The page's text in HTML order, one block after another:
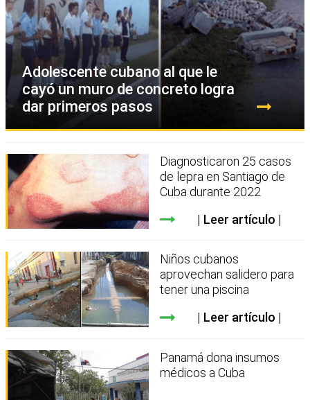
Adolescente cubano al que le
cayó un muro de concreto logra
dar primeros pasos
Diagnosticaron 25 casos
de lepra en Santiago de
Cuba durante 2022
Leer artículo
Niños cubanos
aprovechan salidero para
tener una piscina
Leer artículo
Panamá dona insumos
médicos a Cuba